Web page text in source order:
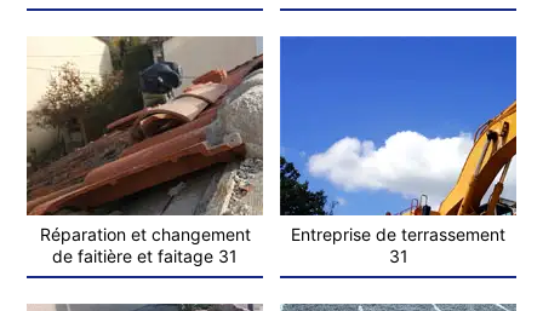
Réparation et changement
de faitière et faitage 31
Entreprise de terrassement
31